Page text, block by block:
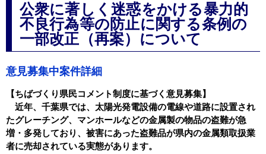
公衆に著しく迷惑をかける暴力的
不良行為等の防止に関する条例の
一部改正（再案）について
意見募集中案件詳細
【ちばづくり県民コメント制度に基づく意見募集】
近年、千葉県では、太陽光発電設備の電線や道路に設置され
たグレーチング、マンホールなどの金属製の物品の盗難が急
増・多発しており、被害にあった盗難品が県内の金属類取扱業
者に売却されている実態があります。